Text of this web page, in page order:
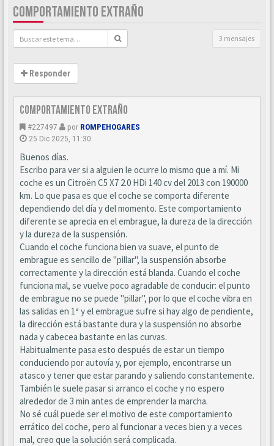
COMPORTAMIENTO EXTRAÑO
3 mensajes
Responder
Comportamiento extraño
#227497 por ROMPEHOGARES
25 Dic 2025, 11:30
Buenos días.
Escribo para ver si a alguien le ocurre lo mismo que a mí. Mi
coche es un Citroën C5 X7 2.0 HDi 140 cv del 2013 con 190000
km. Lo que pasa es que el coche se comporta diferente
dependiendo del día y del momento. Este comportamiento
diferente se aprecia en el embrague, la dureza de la dirección
y la dureza de la suspensión.
Cuando el coche funciona bien va suave, el punto de
embrague es sencillo de "pillar", la suspensión absorbe
correctamente y la dirección está blanda. Cuando el coche
funciona mal, se vuelve poco agradable de conducir: el punto
de embrague no se puede "pillar", por lo que el coche vibra en
las salidas en 1ª y el embrague sufre si hay algo de pendiente,
la dirección está bastante dura y la suspensión no absorbe
nada y cabecea bastante en las curvas.
Habitualmente pasa esto después de estar un tiempo
conduciendo por autovía y, por ejemplo, encontrarse un
atasco y tener que estar parando y saliendo constantemente.
También le suele pasar si arranco el coche y no espero
alrededor de 3 min antes de emprender la marcha.
No sé cuál puede ser el motivo de este comportamiento
errático del coche, pero al funcionar a veces bien y a veces
mal, creo que la solución será complicada.